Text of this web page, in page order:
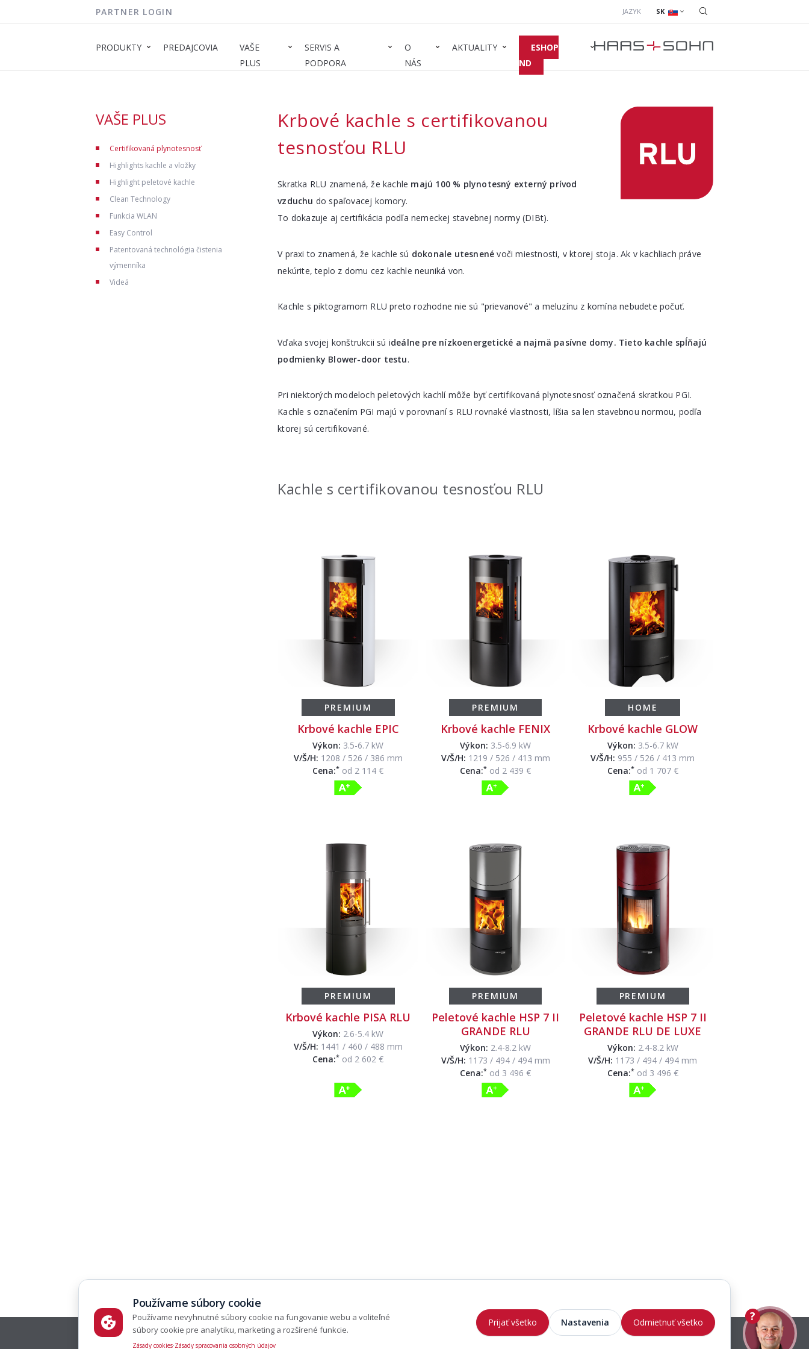
Používame súbory cookie
Používame nevyhnutné súbory cookie na fungovanie webu a voliteľné
súbory cookie pre analytiku, marketing a rozšírené funkcie.
Zásady cookies·Zásady spracovania osobných údajov
Prijať všetko Nastavenia Odmietnuť všetko
PARTNER LOGIN JAZYK SK
PRODUKTY PREDAJCOVIA
VAŠE
PLUS
SERVIS A
PODPORA
O
NÁS
AKTUALITY
ESHOP
ND
VAŠE PLUS
Certifikovaná plynotesnosť
Highlights kachle a vložky
Highlight peletové kachle
Clean Technology
Funkcia WLAN
Easy Control
Patentovaná technológia čistenia
výmenníka
Videá
Krbové kachle s certifikovanou
tesnosťou RLU
Skratka RLU znamená, že kachle majú 100 % plynotesný externý prívod
vzduchu do spaľovacej komory.
To dokazuje aj certifikácia podľa nemeckej stavebnej normy (DIBt).
V praxi to znamená, že kachle sú dokonale utesnené voči miestnosti, v ktorej stoja. Ak v kachliach práve
nekúrite, teplo z domu cez kachle neuniká von.
Kachle s piktogramom RLU preto rozhodne nie sú "prievanové" a meluzínu z komína nebudete počuť.
Vďaka svojej konštrukcii sú ideálne pre nízkoenergetické a najmä pasívne domy. Tieto kachle spĺňajú
podmienky Blower-door testu.
Pri niektorých modeloch peletových kachlí môže byť certifikovaná plynotesnosť označená skratkou PGI.
Kachle s označením PGI majú v porovnaní s RLU rovnaké vlastnosti, líšia sa len stavebnou normou, podľa
ktorej sú certifikované.
Kachle s certifikovanou tesnosťou RLU
PREMIUM
Krbové kachle EPIC
Výkon: 3.5-6.7 kW
V/Š/H: 1208 / 526 / 386 mm
Cena:* od 2 114 €
PREMIUM
Krbové kachle FENIX
Výkon: 3.5-6.9 kW
V/Š/H: 1219 / 526 / 413 mm
Cena:* od 2 439 €
HOME
Krbové kachle GLOW
Výkon: 3.5-6.7 kW
V/Š/H: 955 / 526 / 413 mm
Cena:*od 1 707 €
PREMIUM
Krbové kachle PISA RLU
Výkon: 2.6-5.4 kW
V/Š/H: 1441 / 460 / 488 mm
Cena:* od 2 602 €
PREMIUM
Peletové kachle HSP 7 II
GRANDE RLU
Výkon: 2.4-8.2 kW
V/Š/H: 1173 / 494 / 494 mm
Cena:* od 3 496 €
PREMIUM
Peletové kachle HSP 7 II
GRANDE RLU DE LUXE
Výkon: 2.4-8.2 kW
V/Š/H: 1173 / 494 / 494 mm
Cena:*od 3 496 €
?